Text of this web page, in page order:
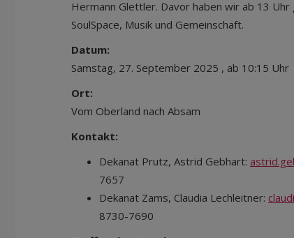
Hermann Glettler. Davor haben wir ab 13
SoulSpace, Musik und Gemeinschaft.
Datum:
Samstag, 27. September 2025 , ab 10:15 Uhr
Ort:
Vom Oberland nach Absam
Kontakt:
Dekanat Prutz, Astrid Gebhart:
7657
Dekanat Zams, Claudia Lechleitner:
8730-7690